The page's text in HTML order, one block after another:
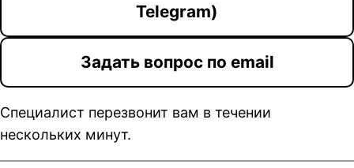
Telegram)
Задать вопрос по email
Специалист перезвонит вам в течении
нескольких минут.